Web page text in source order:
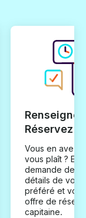
Réservez
Vous en avez
vous plaît ?
demande de
détails de
préféré et
offre de
capitaine.